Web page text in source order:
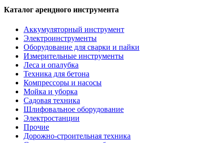
Каталог арендного инструмента
Аккумуляторный инструмент
Электроинструменты
Оборудование для сварки и пайки
Измерительные инструменты
Леса и опалубка
Техника для бетона
Компрессоры и насосы
Мойка и уборка
Садовая техника
Шлифовальное оборудование
Электростанции
Прочие
Дорожно-строительная техника